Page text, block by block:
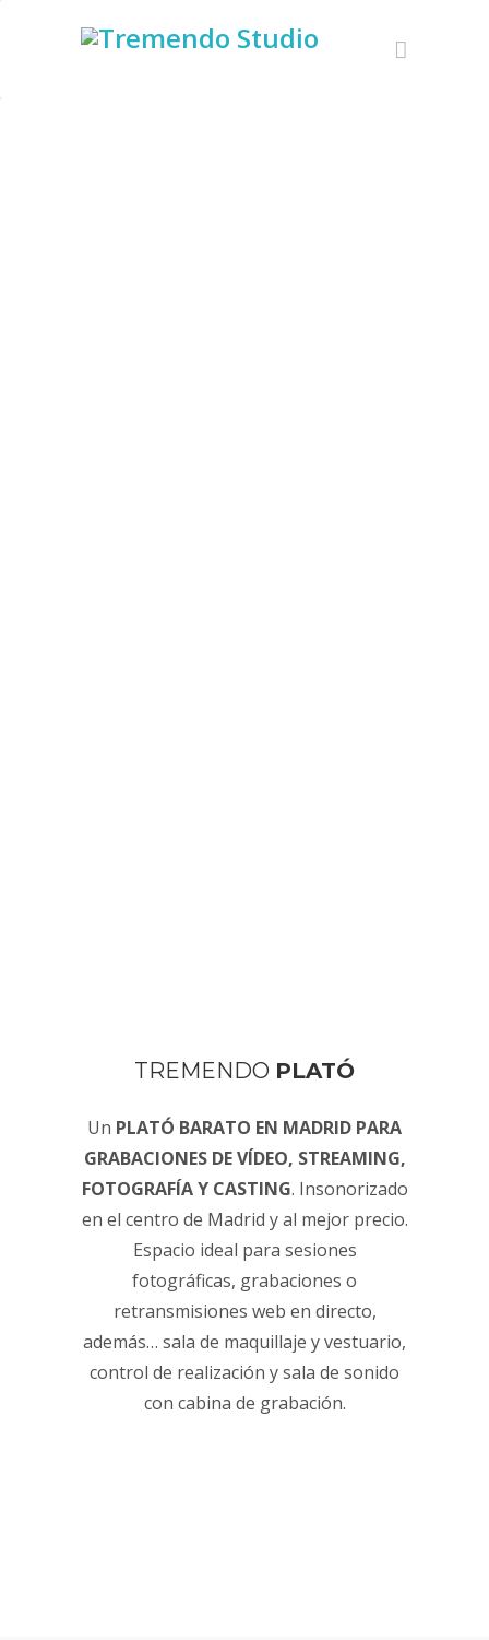
TREMENDO PLATÓ
Un PLATÓ BARATO EN MADRID PARA
GRABACIONES DE VÍDEO, STREAMING,
FOTOGRAFÍA Y CASTING. Insonorizado
en el centro de Madrid y al mejor precio.
Espacio ideal para sesiones
fotográficas, grabaciones o
retransmisiones web en directo,
además… sala de maquillaje y vestuario,
control de realización y sala de sonido
con cabina de grabación.